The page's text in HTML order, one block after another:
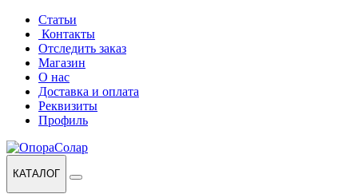
Перейти
навигации
Перейти
содержанию
Статьи
Контакты
Отследить заказ
Магазин
О нас
Доставка и оплата
Реквизиты
Профиль
КАТАЛОГ